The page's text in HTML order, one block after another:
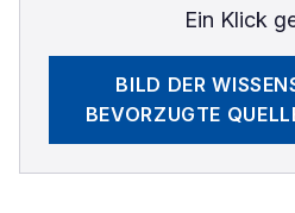
Ein Klick
BILD DER
BEVORZUGTE